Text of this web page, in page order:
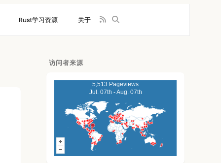
Rust学习资源 关于
访问者来源
5,513 Pageviews
Jul. 07th - Aug. 07th